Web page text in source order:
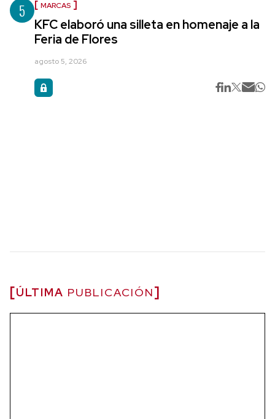
5 MARCAS
KFC elaboró una silleta en homenaje a la
Feria de Flores
agosto 5, 2026
ÚLTIMA PUBLICACIÓN